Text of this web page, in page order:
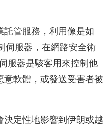
託管服務，利用像是如
伺服器，在網路安全術
服器是駭客用來控制他
意軟體，或發送受害者被
決定性地影響到伊朗或越